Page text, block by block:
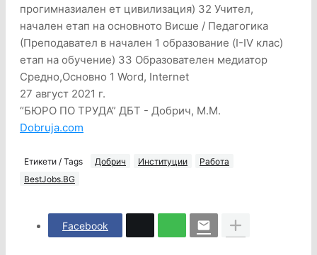
прогимназиален ет цивилизация) 32 Учител,
начален етап на основното Висше / Педагогика
(Преподавател в начален 1 образование (I-IV клас)
етап на обучение) 33 Образователен медиатор
Средно,Основно 1 Word, Internet
27 август 2021 г.
“БЮРО ПО ТРУДА” ДБТ - Добрич, М.М.
Dobruja.com
Етикети / Tags Добрич Институции
Работа
BestJobs.BG
Facebook